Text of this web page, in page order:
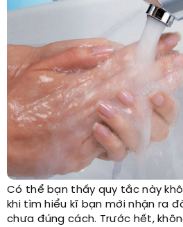
Có thể bạn thấy quy tắc này
khi tìm hiểu kĩ bạn mới nhận ra
chưa đúng cách. Trước hết,